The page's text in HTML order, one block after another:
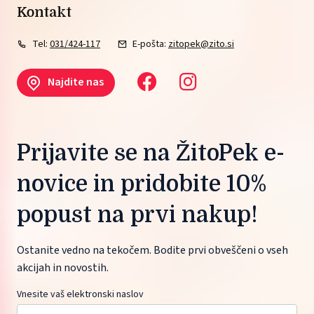
Kontakt
Tel: 031/424-117 E-pošta: zitopek@zito.si
Najdite nas
Prijavite se na ŽitoPek e-
novice in pridobite 10%
popust na prvi nakup!
Ostanite vedno na tekočem. Bodite prvi obveščeni o vseh
akcijah in novostih.
Vnesite vaš elektronski naslov